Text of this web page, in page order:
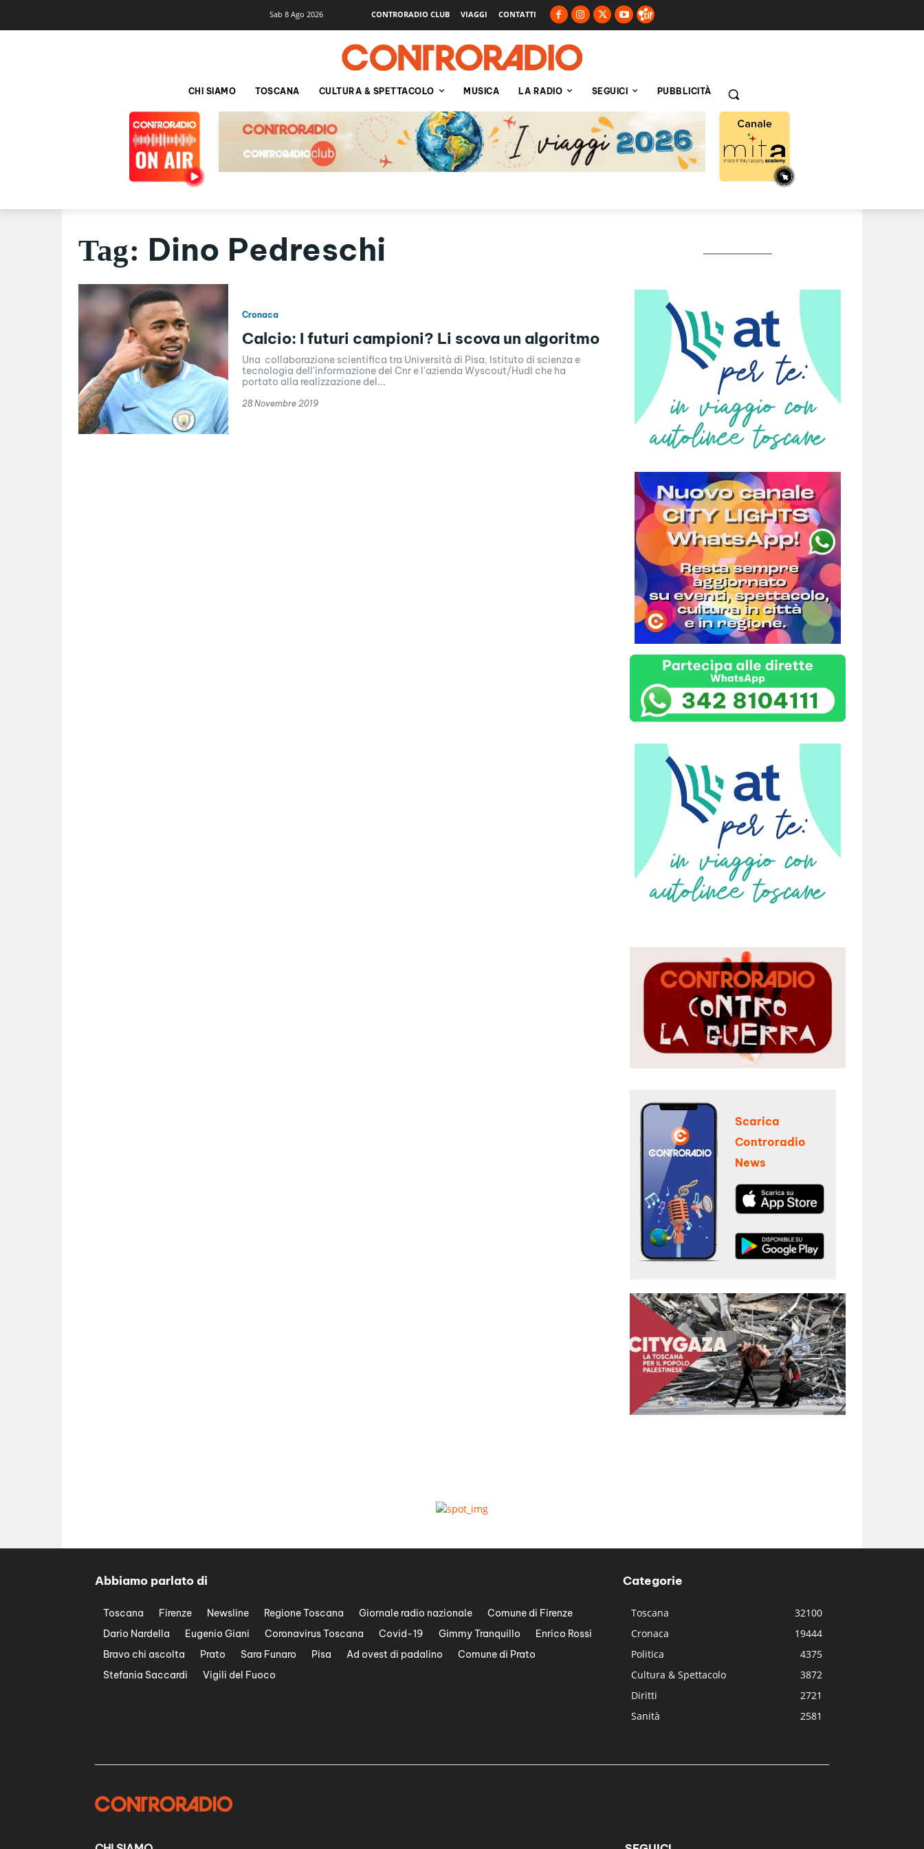
Sab 8 Ago 2026 CONTRORADIO CLUB VIAGGI CONTATTI
CHI SIAMO TOSCANA CULTURA & SPETTACOLO MUSICA LA RADIO SEGUICI PUBBLICITÀ
Tag: Dino Pedreschi
Cronaca
Calcio: I futuri campioni? Li scova un algoritmo
Una collaborazione scientifica tra Università di Pisa, Istituto di scienza e
tecnologia dell'informazione del Cnr e l'azienda Wyscout/Hudl che ha
portato alla realizzazione del...
28 Novembre 2019
Scarica
Controradio
News
Abbiamo parlato di
Toscana Firenze Newsline Regione Toscana Giornale radio nazionale
Comune di Firenze
Dario Nardella
Eugenio Giani Coronavirus Toscana Covid-19 Gimmy Tranquillo
Enrico Rossi
Bravo chi ascolta
Prato Sara Funaro Pisa Ad ovest di padalino
Comune di Prato
Stefania Saccardi
Vigili del Fuoco
Categorie
Toscana
32100
Cronaca
19444
Politica
4375
Cultura & Spettacolo
3872
Diritti
2721
Sanità
2581